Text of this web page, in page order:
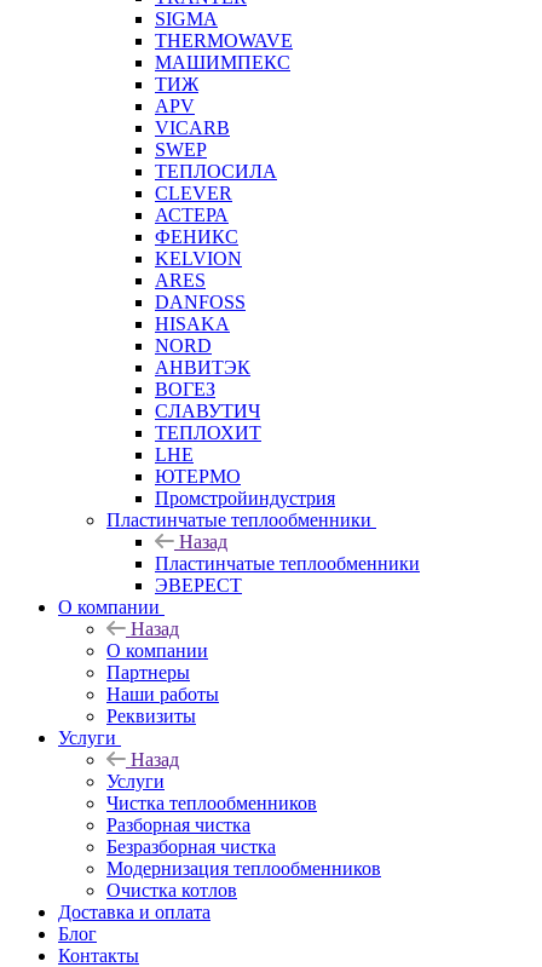
SIGMA
THERMOWAVE
МАШИМПЕКС
ТИЖ
APV
VICARB
SWEP
ТЕПЛОСИЛА
CLEVER
АСТЕРА
ФЕНИКС
KELVION
ARES
DANFOSS
HISAKA
NORD
АНВИТЭК
ВОГЕЗ
СЛАВУТИЧ
ТЕПЛОХИТ
LHE
ЮТЕРМО
Промстройиндустрия
Пластинчатые теплообменники
Назад
Пластинчатые теплообменники
ЭВЕРЕСТ
О компании
Назад
О компании
Партнеры
Наши работы
Реквизиты
Услуги
Назад
Услуги
Чистка теплообменников
Разборная чистка
Безразборная чистка
Модернизация теплообменников
Очистка котлов
Доставка и оплата
Блог
Контакты